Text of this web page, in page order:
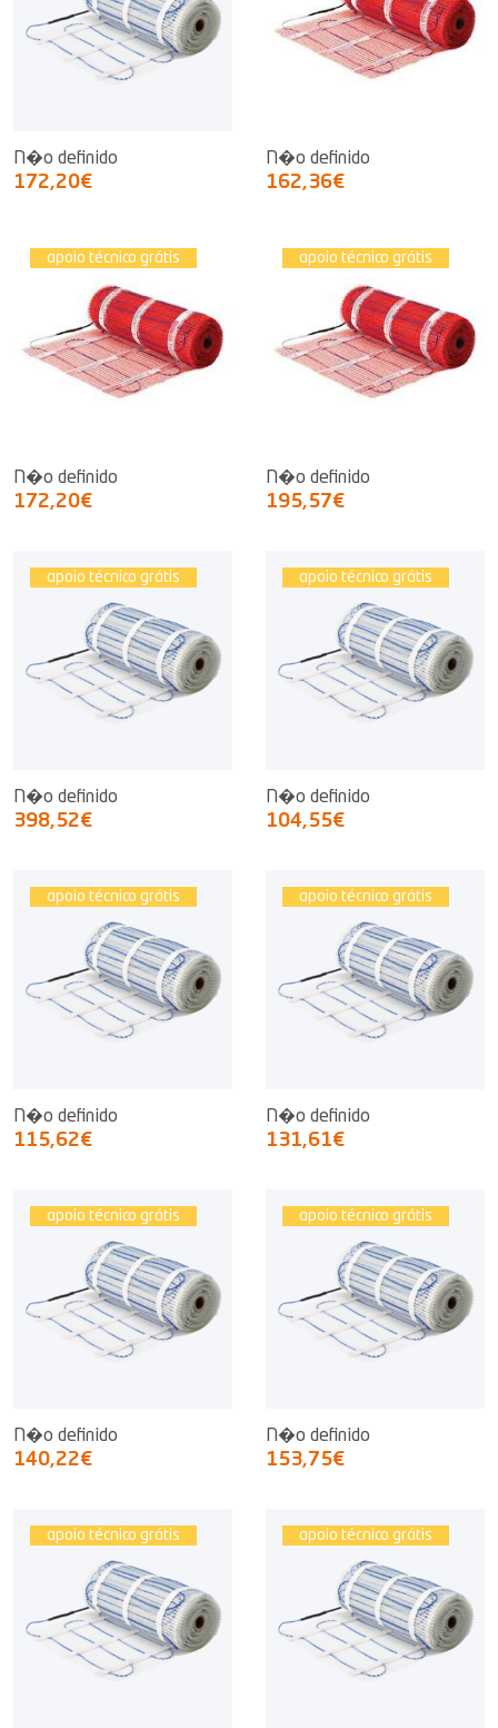
N�o definido
172,20€
N�o definido
162,36€
apoio técnico grátis
N�o definido
172,20€
apoio técnico grátis
N�o definido
195,57€
apoio técnico grátis
N�o definido
398,52€
apoio técnico grátis
N�o definido
104,55€
apoio técnico grátis
N�o definido
115,62€
apoio técnico grátis
N�o definido
131,61€
apoio técnico grátis
N�o definido
140,22€
apoio técnico grátis
N�o definido
153,75€
apoio técnico grátis apoio técnico grátis